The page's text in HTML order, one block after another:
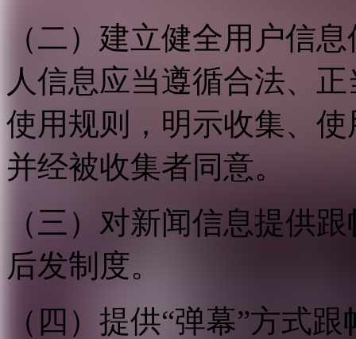
（二）建立健全用户信
人信息应当遵循合法、
使用规则，明示收集、
并经被收集者同意。
（三）对新闻信息提供
后发制度。
（四）提供“弹幕”方式